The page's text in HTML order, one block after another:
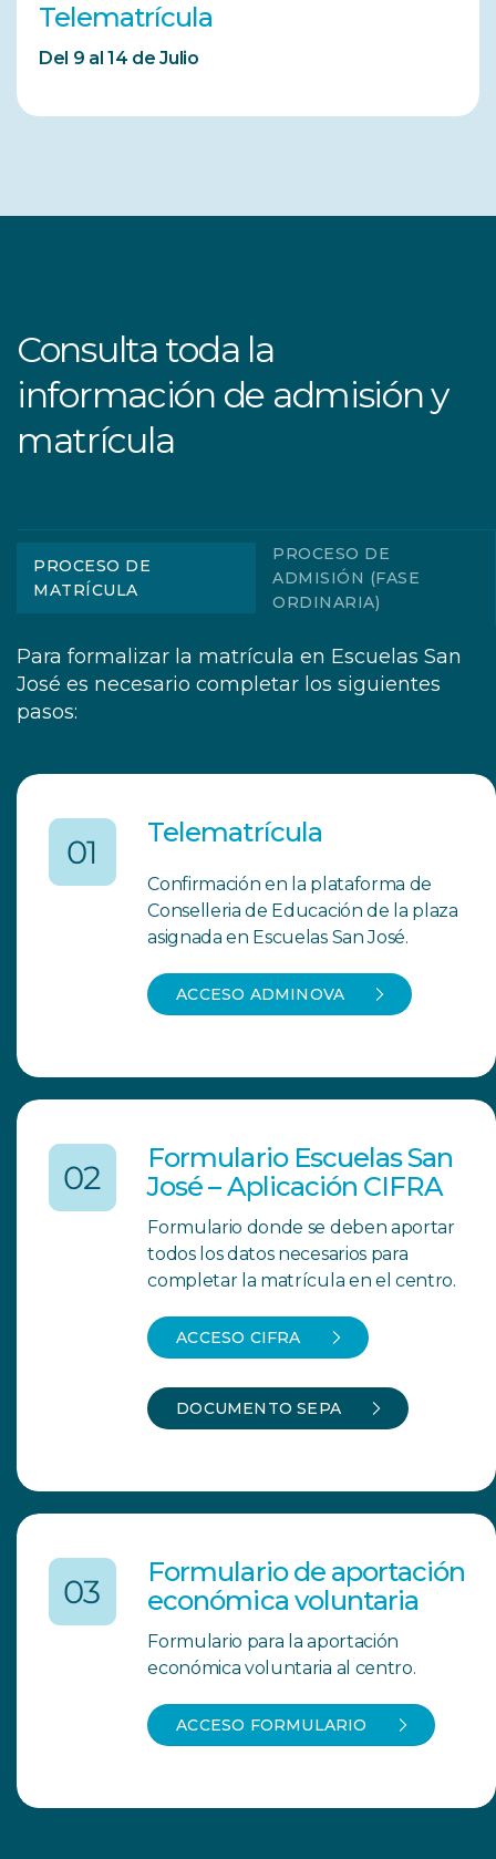
Telematrícula
Del 9 al 14 de Julio
Consulta toda la
información de admisión y
matrícula
PROCESO DE
MATRÍCULA
PROCESO DE
ADMISIÓN (FASE
ORDINARIA)
Para formalizar la matrícula en Escuelas San
José es necesario completar los siguientes
pasos:
Telematrícula
Confirmación en la plataforma de
Conselleria de Educación de la plaza
asignada en Escuelas San José.
ACCESO ADMINOVA
Formulario Escuelas San
José – Aplicación CIFRA
Formulario donde se deben aportar
todos los datos necesarios para
completar la matrícula en el centro.
ACCESO CIFRA
DOCUMENTO SEPA
Formulario de aportación
económica voluntaria
Formulario para la aportación
económica voluntaria al centro.
ACCESO FORMULARIO